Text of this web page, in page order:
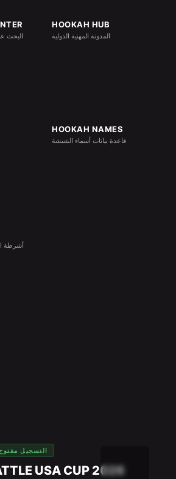
البحث
HOOKAH HUB
المدونة المهنية الدولية
HOOKAH NAMES
قاعدة بيانات أسماء الشيشة
أشرطة
التسجيل
USA CUP 2026